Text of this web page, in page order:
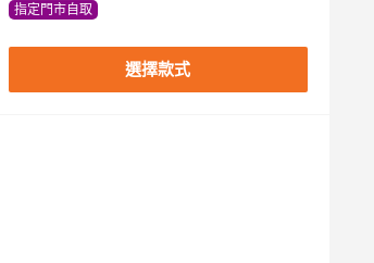
指定門市自取
選擇款式